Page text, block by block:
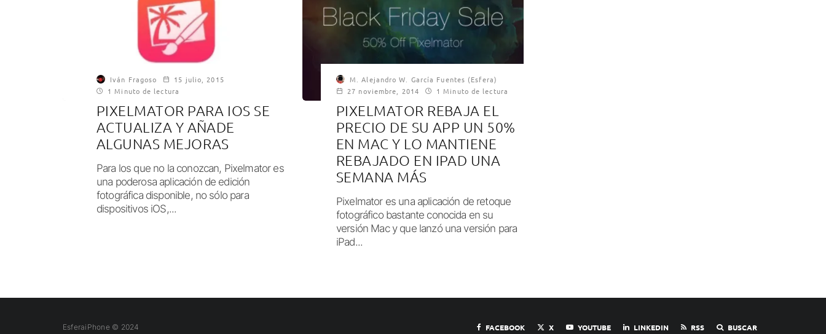
Iván Fragoso
15 julio, 2015
1 Minuto de lectura
PIXELMATOR PARA IOS SE
ACTUALIZA Y AÑADE
ALGUNAS MEJORAS
Para los que no la conozcan, Pixelmator es
una poderosa aplicación de edición
fotográfica disponible, no sólo para
dispositivos iOS,...
M. Alejandro W. García Fuentes (Esfera)
27 noviembre, 2014
1 Minuto de lectura
PIXELMATOR REBAJA EL
PRECIO DE SU APP UN 50%
EN MAC Y LO MANTIENE
REBAJADO EN IPAD UNA
SEMANA MÁS
Pixelmator es una aplicación de retoque
fotográfico bastante conocida en su
versión Mac y que lanzó una versión para
iPad...
EsferaiPhone © 2024 FACEBOOK X YOUTUBE LINKEDIN RSS BUSCAR